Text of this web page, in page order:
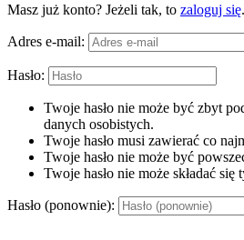
Masz już konto? Jeżeli tak, to zaloguj się.
Adres e-mail:
Hasło:
Twoje hasło nie może być zbyt
danych osobistych.
Twoje hasło musi zawierać co
Twoje hasło nie może być
Twoje hasło nie może składać się
Hasło (ponownie):